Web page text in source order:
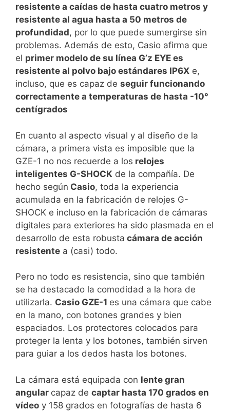
resistente a caídas de hasta cuatro metros y
resistente al agua hasta a 50 metros de
profundidad, por lo que puede sumergirse sin
problemas. Además de esto, Casio afirma que
el primer modelo de su línea G’z EYE es
resistente al polvo bajo estándares IP6X e,
incluso, que es capaz de seguir funcionando
correctamente a temperaturas de hasta -10°
centígrados
En cuanto al aspecto visual y al diseño de la
cámara, a primera vista es imposible que la
GZE-1 no nos recuerde a los relojes
inteligentes G-SHOCK de la compañía. De
hecho según Casio, toda la experiencia
acumulada en la fabricación de relojes G-
SHOCK e incluso en la fabricación de cámaras
digitales para exteriores ha sido plasmada en el
desarrollo de esta robusta cámara de acción
resistente a (casi) todo.
Pero no todo es resistencia, sino que también
se ha destacado la comodidad a la hora de
utilizarla. Casio GZE-1 es una cámara que cabe
en la mano, con botones grandes y bien
espaciados. Los protectores colocados para
proteger la lenta y los botones, también sirven
para guiar a los dedos hasta los botones.
La cámara está equipada con lente gran
angular capaz de captar hasta 170 grados en
vídeo y 158 grados en fotografías de hasta 6